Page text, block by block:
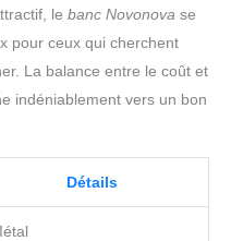
professionnel et de
magasiner
votre
s'engage
marque. N'hésitez
Merci de votre
attention.
le banc Novonova se
pour ceux qui cherchent
La balance entre le coût et
indéniablement vers un bon
Détails